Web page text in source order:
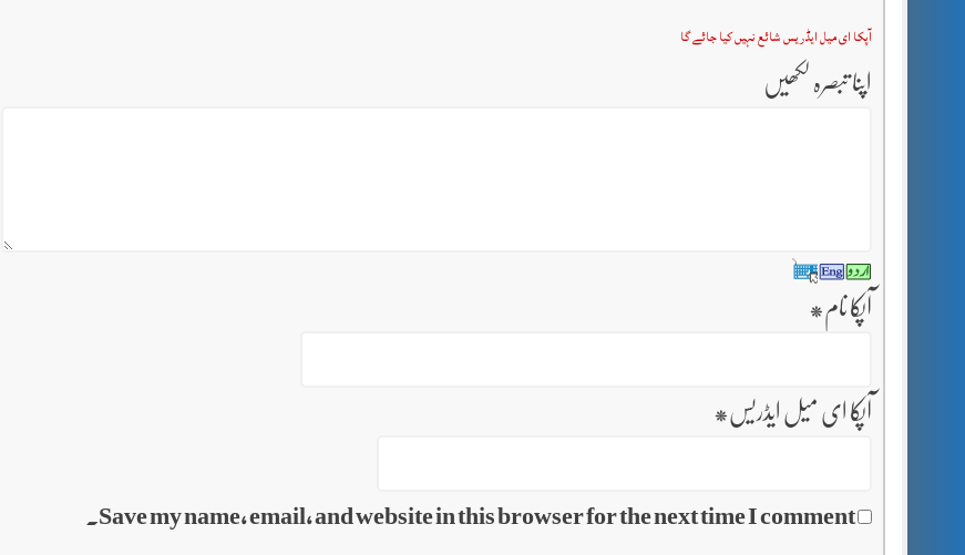
آپکا ای میل ایڈریس شائع نہیں کیا جائے گا
اپنا تبصرہ لکھیں
آپکا نام *
آپکا ای میل ایڈریس *
Save my name, email, and website in this browser for the next time I comment.